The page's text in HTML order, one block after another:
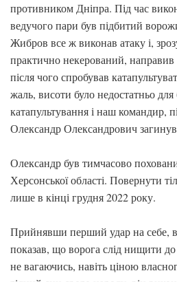
противником Дніпра. Під час
ведучого пари був підбитий
Жибров все ж виконав атаку і,
практично некерований,
після чого спробував
жаль, висоти було недостатньо для
катапультування і наш командир,
Олександр Олександрович
Олександр був тимчасово
Херсонської області. Повернути
лише в кінці грудня 2022 року.
Прийнявши перший удар на себе,
показав, що ворога слід нищити
не вагаючись, навіть ціною